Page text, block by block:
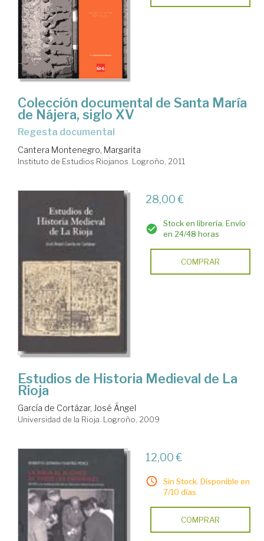
Colección documental de Santa María
de Nájera, siglo XV
regesta documental
Cantera Montenegro, Margarita
Instituto de Estudios Riojanos. Logroño, 2011
28,00 €
Stock en librería. Envío
en 24/48 horas
COMPRAR
Estudios de Historia Medieval de La
Rioja
García de Cortázar, José Ángel
Universidad de la Rioja. Logroño, 2009
12,00 €
Sin Stock. Disponible en
7/10 días.
COMPRAR